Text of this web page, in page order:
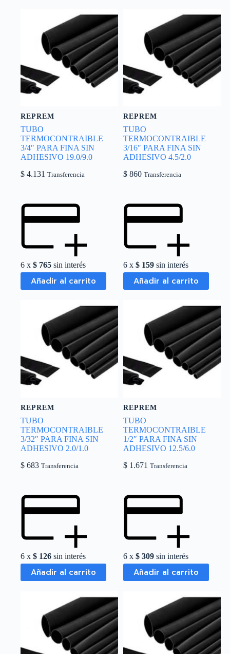
REPREM
TUBO
TERMOCONTRAIBLE
3/4″ PARA FINA SIN
ADHESIVO 19.0/9.0
$ 4.131 Transferencia
6 x $ 765 sin interés
Añadir al carrito
REPREM
TUBO
TERMOCONTRAIBLE
3/16″ PARA FINA SIN
ADHESIVO 4.5/2.0
$ 860 Transferencia
6 x$ 159 sin interés
Añadir al carrito
REPREM
TUBO
TERMOCONTRAIBLE
3/32″ PARA FINA SIN
ADHESIVO 2.0/1.0
$ 683 Transferencia
6 x $ 126 sin interés
Añadir al carrito
REPREM
TUBO
TERMOCONTRAIBLE
1/2″ PARA FINA SIN
ADHESIVO 12.5/6.0
$ 1.671 Transferencia
6 x$ 309 sin interés
Añadir al carrito